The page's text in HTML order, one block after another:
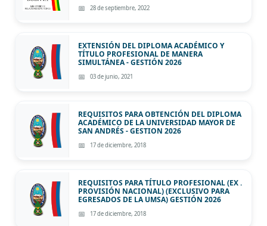
28 de septiembre, 2022
EXTENSIÓN DEL DIPLOMA ACADÉMICO Y
TÍTULO PROFESIONAL DE MANERA
SIMULTÁNEA - GESTIÓN 2026
03 de junio, 2021
REQUISITOS PARA OBTENCIÓN DEL DIPLOMA
ACADÉMICO DE LA UNIVERSIDAD MAYOR DE
SAN ANDRÉS - GESTION 2026
17 de diciembre, 2018
REQUISITOS PARA TÍTULO PROFESIONAL (EX .
PROVISIÓN NACIONAL) (EXCLUSIVO PARA
EGRESADOS DE LA UMSA) GESTIÓN 2026
17 de diciembre, 2018